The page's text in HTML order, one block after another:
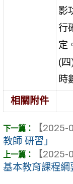
影
行
定
(
時
相關附件
【2025-
教師 研習」
【2025-
基本教育課程綱